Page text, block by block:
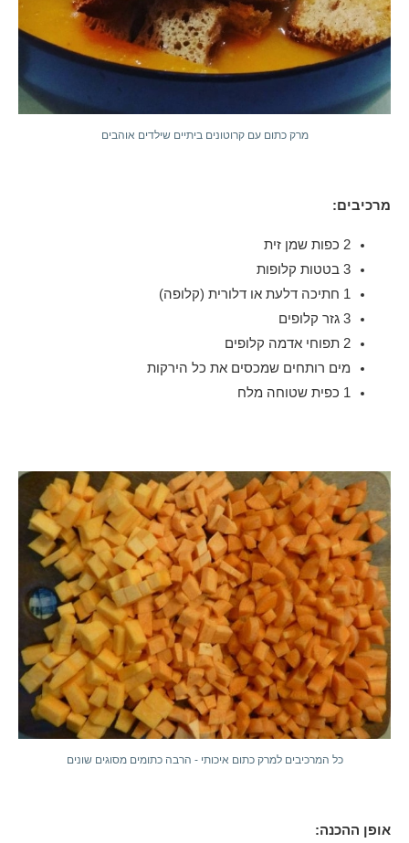
מרק כתום עם קרוטונים ביתיים שילדים אוהבים
מרכיבים:
2 כפות שמן זית
3 בטטות קלופות
1 חתיכה דלעת או דלורית (קלופה)
3 גזר קלופים
2 תפוחי אדמה קלופים
מים רותחים שמכסים את כל הירקות
1 כפית שטוחה מלח
כל המרכיבים למרק כתום איכותי - הרבה כתומים מסוגים שונים
אופן ההכנה: